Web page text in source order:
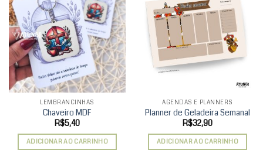
Add to
wishlist
LEMBRANCINHAS
Chaveiro MDF
R$5,40
ADICIONAR AO CARRINHO
Add to
wishlist
AGENDAS E PLANNERS
Planner de Geladeira Semanal
R$32,90
ADICIONAR AO CARRINHO